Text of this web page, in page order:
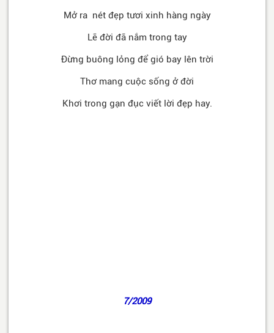
Mở ra nét đẹp tươi xinh hàng ngày
Lẽ đời đã nắm trong tay
Đừng buông lỏng để gió bay lên trời
Thơ mang cuộc sống ở đời
Khơi trong gạn đục viết lời đẹp hay.
7/2009